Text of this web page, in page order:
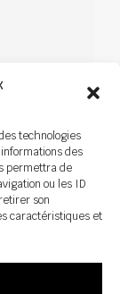
technologies
des
permettra de
ou les ID
son
caractéristiques et